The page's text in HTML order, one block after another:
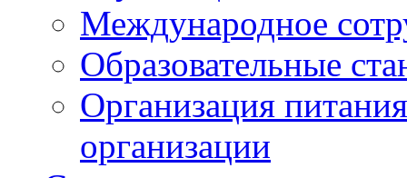
Международное
Образовательные
Организация
организации